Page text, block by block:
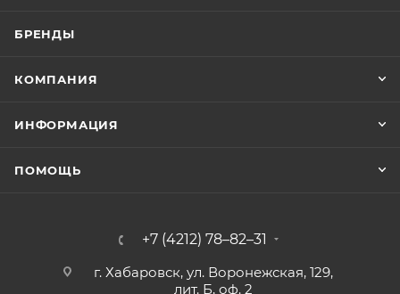
БРЕНДЫ
КОМПАНИЯ
ИНФОРМАЦИЯ
ПОМОЩЬ
+7 (4212) 78–82–31
г. Хабаровск, ул. Воронежская, 129,
лит. Б, оф. 2